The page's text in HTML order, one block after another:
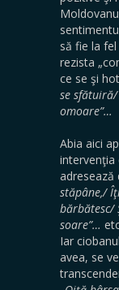
să fie la
rezista
ce se şi
se sfătuiră/
omoare”…
Abia aici
intervenţia
adresează
stăpâne,/
bărbătesc/
soare”…
Iar
avea, se